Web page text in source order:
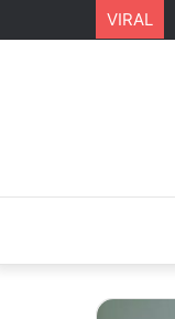
VIRAL